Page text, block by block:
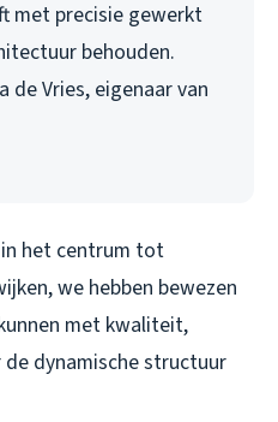
met precisie gewerkt
behouden.
de Vries, eigenaar van
het centrum tot
we hebben bewezen
met kwaliteit,
dynamische structuur